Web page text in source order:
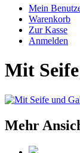
Mein
Warenkorb
Zur Kasse
Anmelden
Mit
Mehr